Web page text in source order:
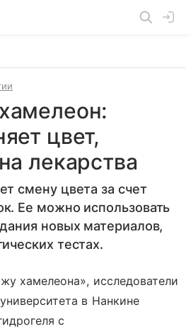
цвет,
лекарства
смену цвета за счет
Ее можно использовать
новых материалов,
тестах.
хамелеона», исследователи
в Нанкине
с